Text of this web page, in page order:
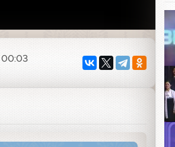
00:03